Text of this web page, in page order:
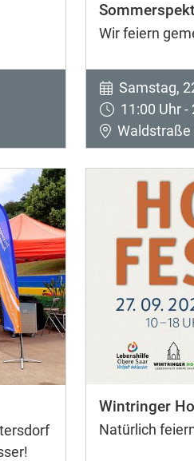
Wir feiern
Samstag,
11:00 Uhr -
Wintringer
Natürlich